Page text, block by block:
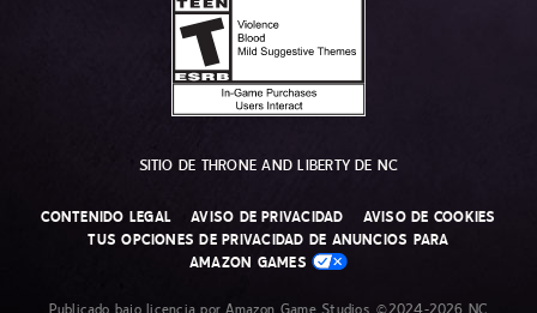
SITIO DE THRONE AND LIBERTY DE NC
CONTENIDO LEGAL AVISO DE PRIVACIDAD
AVISO DE COOKIES
TUS OPCIONES DE PRIVACIDAD DE ANUNCIOS PARA
AMAZON GAMES
Publicado bajo licencia por Amazon Game Studios. ©2024-2026 NC